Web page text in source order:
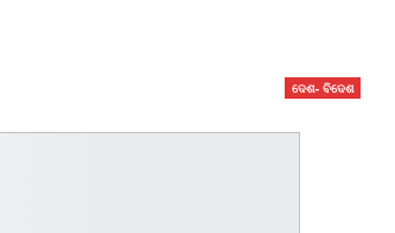
ଦେଶ- ବିଦେଶ